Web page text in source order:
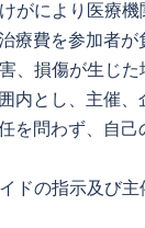
がにより医療機
療費を参加者が
、損傷が生じ
内とし、主催
を問わず、自己
ドの指示及び